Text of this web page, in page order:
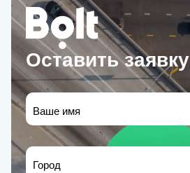
Оставить заявку
Ваше имя
Город